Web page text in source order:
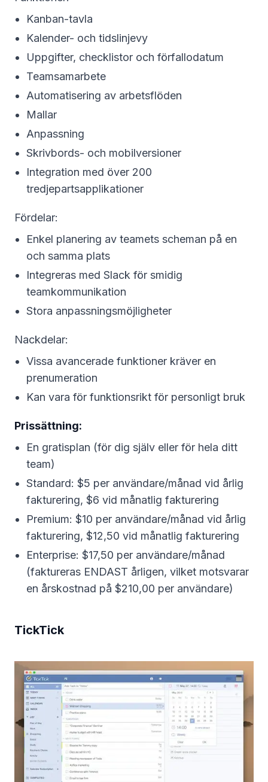
Kanban-tavla
Kalender- och tidslinjevy
Uppgifter, checklistor och förfallodatum
Teamsamarbete
Automatisering av arbetsflöden
Mallar
Anpassning
Skrivbords- och mobilversioner
Integration med över 200
tredjepartsapplikationer
Fördelar:
Enkel planering av teamets scheman på en
och samma plats
Integreras med Slack för smidig
teamkommunikation
Stora anpassningsmöjligheter
Nackdelar:
Vissa avancerade funktioner kräver en
prenumeration
Kan vara för funktionsrikt för personligt bruk
Prissättning:
En gratisplan (för dig själv eller för hela ditt
team)
Standard: $5 per användare/månad vid årlig
fakturering, $6 vid månatlig fakturering
Premium: $10 per användare/månad vid årlig
fakturering, $12,50 vid månatlig fakturering
Enterprise: $17,50 per användare/månad
(faktureras ENDAST årligen, vilket motsvarar
en årskostnad på $210,00 per användare)
TickTick